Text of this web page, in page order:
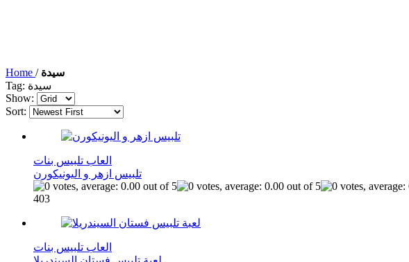
Home / سيدة
Tag: سيدة
Show:
Sort:
العاب تلبيس بنات
تلبيس ازهر و اليونيكورن
403
العاب تلبيس بنات